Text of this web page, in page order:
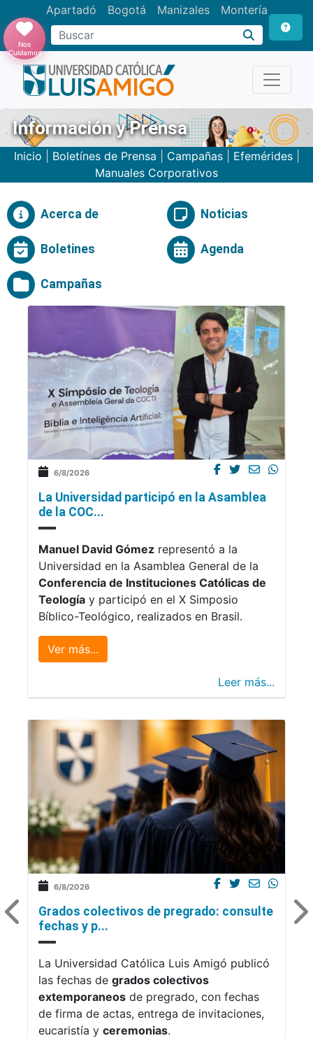
Apartadó Bogotá Manizales Montería
Buscar
Nos
Cuidamos
Información y Prensa
Inicio Boletínes de Prensa Campañas Efemérides
Manuales Corporativos
Acerca de Noticias
Boletines Agenda
Campañas
6/8/2026
La Universidad participó en la Asamblea
de la COC...
Manuel David Gómez representó a la
Universidad en la Asamblea General de la
Conferencia de Instituciones Católicas de
Teología y participó en el X Simposio
Bíblico-Teológico, realizados en Brasil.
Ver más...
Leer más...
6/8/2026
Grados colectivos de pregrado: consulte
fechas y p...
La Universidad Católica Luis Amigó publicó
las fechas de grados colectivos
extemporaneos de pregrado, con fechas
de firma de actas, entrega de invitaciones,
eucaristía y ceremonias.